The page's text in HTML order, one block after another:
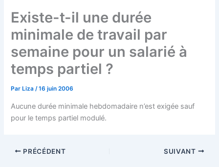
Existe-t-il une durée
minimale de travail par
semaine pour un salarié à
temps partiel ?
Par Liza/16 juin 2006
Aucune durée minimale hebdomadaire n’est exigée sauf
pour le temps partiel modulé.
PRÉCÉDENT SUIVANT